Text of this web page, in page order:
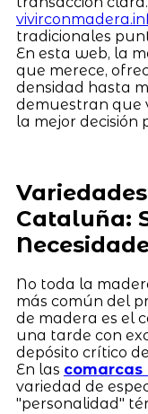
tradicionales
En esta web, la
que merece,
densidad hasta
demuestran que
la mejor decisión
Cataluña:
No toda la
más común del
de madera es el
una tarde con
depósito crítico
En las
variedad de
"personalidad"